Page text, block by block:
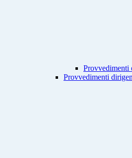
Provvedimenti
Provvedimenti